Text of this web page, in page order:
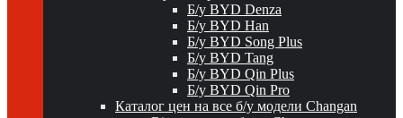
Б/у BYD Denza
Б/у BYD Han
Б/у BYD Song Plus
Б/у BYD Tang
Б/у BYD Qin Plus
Б/у BYD Qin Pro
Каталог цен на все б/у модели Changan